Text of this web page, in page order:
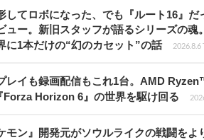
してロボになった、でも『ルート16』
ュー。新旧スタッフが語るシリーズの
に1本だけの“幻のカセット”の話
2026.8.6
レイも録画配信もこれ1台。AMD
Forza Horizon 6』の世界を駆け回る
モン』開発元がソウルライクの戦闘を